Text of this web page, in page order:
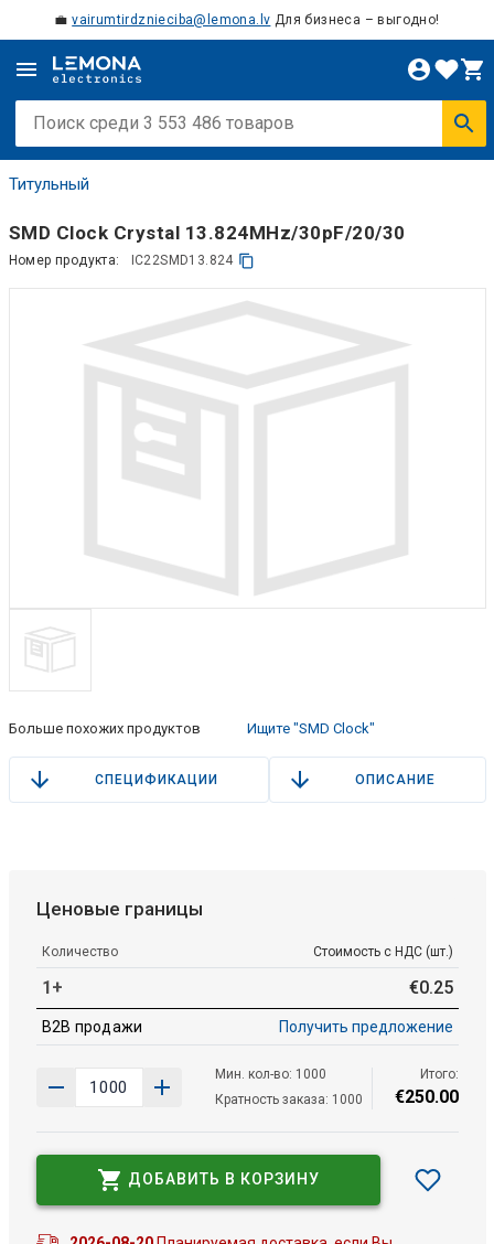
💼vairumtirdznieciba@lemona.lv Для бизнеса – выгодно!
Титульный
SMD Clock Crystal 13.824MHz/30pF/20/30
Номер продукта: IC22SMD13.824
Больше похожих продуктов Ищите "SMD Clock"
СПЕЦИФИКАЦИИ ОПИСАНИЕ
Ценовые границы
Количество Стоимость с НДС (шт.)
1+ €0.25
B2B продажи Получить предложение
Мин. кол-во: 1000
Кратность заказа: 1000
Итого:
€250.00
ДОБАВИТЬ В КОРЗИНУ